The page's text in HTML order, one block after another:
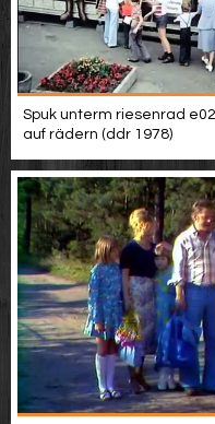
Spuk unterm riesenrad
auf rädern (ddr 1978)